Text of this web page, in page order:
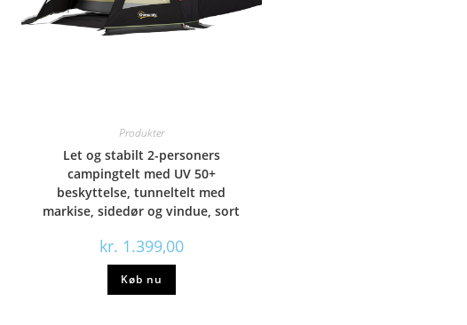
Produkter
Let og stabilt 2-personers
campingtelt med UV 50+
beskyttelse, tunneltelt med
markise, sidedør og vindue, sort
kr. 1.399,00
Køb nu